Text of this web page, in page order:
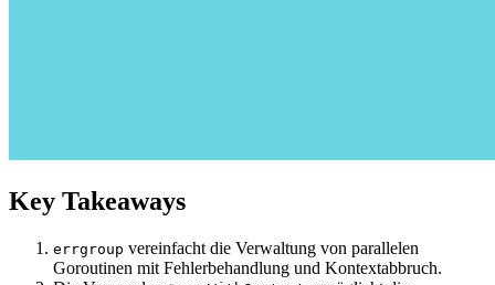
Key Takeaways
errgroup vereinfacht die Verwaltung von parallelen
Goroutinen mit Fehlerbehandlung und Kontextabbruch.